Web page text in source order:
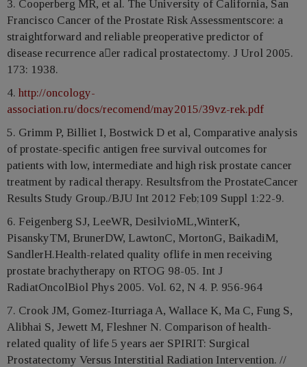
3. Cooperberg MR, et al. The University of California, San
Francisco Cancer of the Prostate Risk Assessmentscore: a
straightforward and reliable preoperative predictor of
disease recurrence aer radical prostatectomy. J Urol 2005.
173: 1938.
4. http://oncology-
association.ru/docs/recomend/may2015/39vz-rek.pdf
5. Grimm P, Billiet I, Bostwick D et al, Comparative analysis
of prostate-specific antigen free survival outcomes for
patients with low, intermediate and high risk prostate cancer
treatment by radical therapy. Resultsfrom the ProstateCancer
Results Study Group./BJU Int 2012 Feb;109 Suppl 1:22-9.
6. Feigenberg SJ, LeeWR, DesilvioML,WinterK,
PisanskyTM, BrunerDW, LawtonC, MortonG, BaikadiM,
SandlerH.Health-related quality oflife in men receiving
prostate brachytherapy on RTOG 98-05. Int J
RadiatOncolBiol Phys 2005. Vol. 62, N 4. P. 956-964
7. Crook JM, Gomez-Iturriaga A, Wallace K, Ma C, Fung S,
Alibhai S, Jewett M, Fleshner N. Comparison of health-
related quality of life 5 years aer SPIRIT: Surgical
Prostatectomy Versus Interstitial Radiation Intervention. //